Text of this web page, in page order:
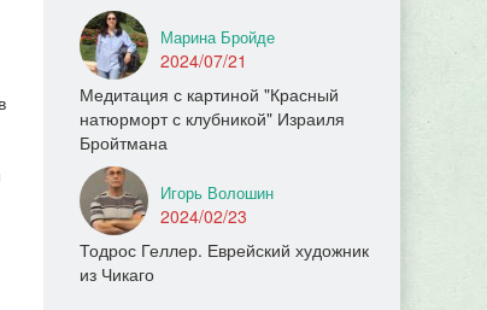
Марина Бройде
2024/07/21
Медитация с картиной "Красный
натюрморт с клубникой" Израиля
Бройтмана
Игорь Волошин
2024/02/23
Тодрос Геллер. Еврейский художник
из Чикаго